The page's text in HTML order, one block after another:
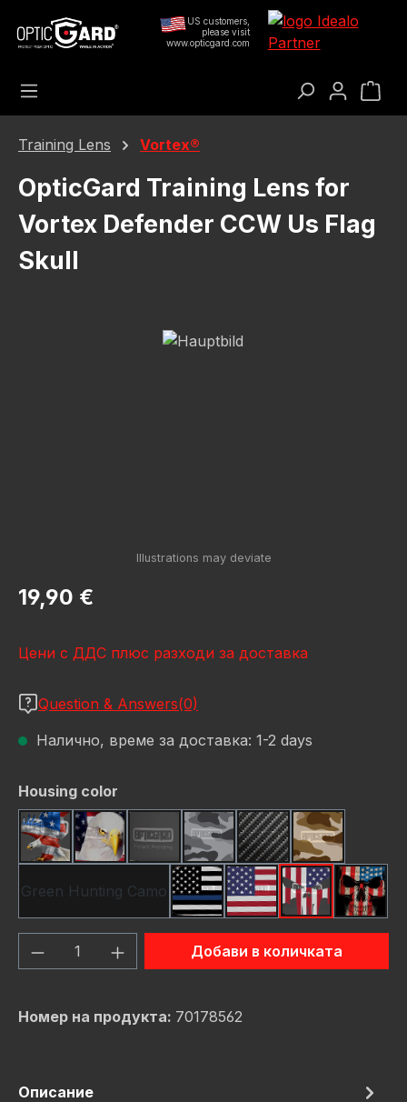
Преминете към основното съдържание
US customers,
please visit
www.opticgard.com
Training Lens Vortex®
OpticGard Training Lens for
Vortex Defender CCW Us Flag
Skull
Пропуснете галерия с изображения
Редовна цена:
19,90 €
Цени с ДДС плюс разходи за доставка
Question & Answers(0)
Налично, време за доставка: 1-2 days
Избери
Housing color
American EagleBald Eagle American Flag
Black Camo GreyCarbon Fiber Black
Desert
Green Hunting Camo
Thin Blue Line Flag
USA Flag New
Us Flag Skull
Us
Количество на продукта: Въведете
Добави в количката
Номер на продукта: 70178562
Описание